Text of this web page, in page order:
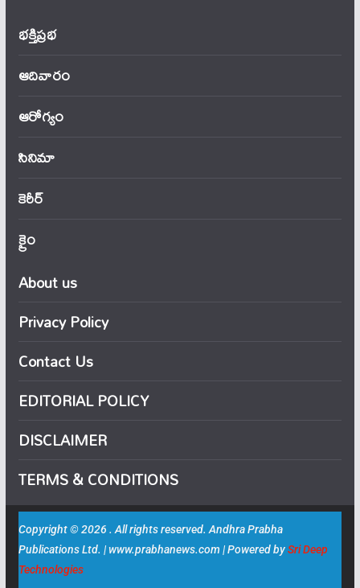
భక్తిప్రభ
ఆదివారం
ఆరోగ్యం
సినిమా
కెరీర్
క్రైం
About us
Privacy Policy
Contact Us
EDITORIAL POLICY
DISCLAIMER
TERMS & CONDITIONS
Copyright © 2026 . All rights reserved. Andhra Prabha
Publications Ltd. | www.prabhanews.com | Powered bySri Deep
Technologies